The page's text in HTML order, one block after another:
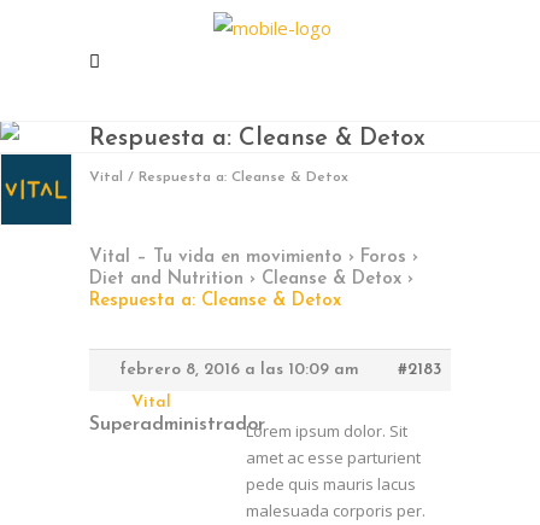
Respuesta a: Cleanse & Detox
Vital / Respuesta a: Cleanse & Detox
Vital – Tu vida en movimiento › Foros ›
Diet and Nutrition › Cleanse & Detox ›
Respuesta a: Cleanse & Detox
febrero 8, 2016 a las 10:09 am
#2183
Vital
SuperadministradorLorem ipsum dolor. Sit
amet ac esse parturient
pede quis mauris lacus
malesuada corporis per.
En Vital estamos esperando tu llamada.
Ponete en contacto con nosotros y
comenzá a mejorar tu calidad de vida.
Lun- Vier 8.00 - 20.00